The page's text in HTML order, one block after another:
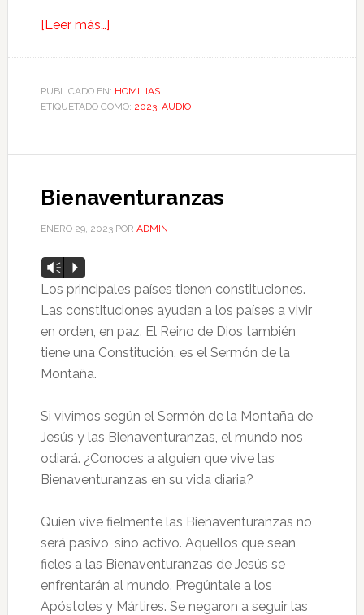
[Leer más…]
PUBLICADO EN: HOMILIAS
ETIQUETADO COMO: 2023, AUDIO
Bienaventuranzas
ENERO 29, 2023POR ADMIN
Reproductor
de
audio
Vm P
Los principales países tienen constituciones.
Las constituciones ayudan a los países a vivir
en orden, en paz. El Reino de Dios también
tiene una Constitución, es el Sermón de la
Montaña.
Si vivimos según el Sermón de la Montaña de
Jesús y las Bienaventuranzas, el mundo nos
odiará. ¿Conoces a alguien que vive las
Bienaventuranzas en su vida diaria?
Quien vive fielmente las Bienaventuranzas no
será pasivo, sino activo. Aquellos que sean
fieles a las Bienaventuranzas de Jesús se
enfrentarán al mundo. Pregúntale a los
Apóstoles y Mártires. Se negaron a seguir las